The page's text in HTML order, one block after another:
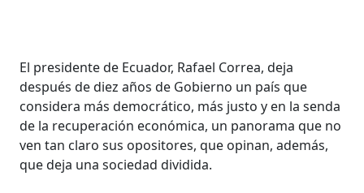
El presidente de Ecuador, Rafael Correa, deja
después de diez años de Gobierno un país que
considera más democrático, más justo y en la senda
de la recuperación económica, un panorama que no
ven tan claro sus opositores, que opinan, además,
que deja una sociedad dividida.